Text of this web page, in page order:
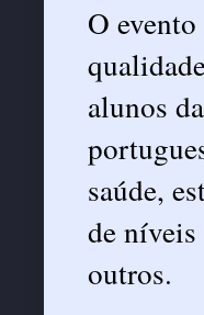
O
alunos
saúde,
de
outros.